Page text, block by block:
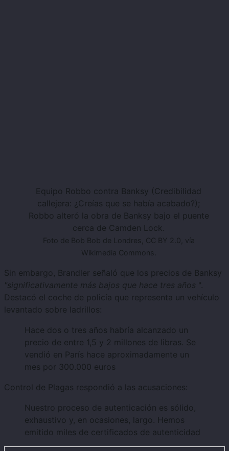
Equipo Robbo contra Banksy (Credibilidad
callejera: ¿Creías que se había acabado?);
Robbo alteró la obra de Banksy bajo el puente
cerca de Camden Lock.
Foto de Bob Bob de Londres, CC BY 2.0, vía
Wikimedia Commons.
Sin embargo, Brandler señaló que los precios de Banksy
"significativamente más bajos que hace tres años ".
Destacó el coche de policía que representa un vehículo
levantado sobre ladrillos:
Hace dos o tres años habría alcanzado un
precio de entre 1,5 y 2 millones de libras. Se
vendió en París hace aproximadamente un
mes por 300.000 euros
Control de Plagas respondió a las acusaciones:
Nuestro proceso de autenticación es sólido,
exhaustivo y, en ocasiones, largo. Hemos
emitido miles de certificados de autenticidad